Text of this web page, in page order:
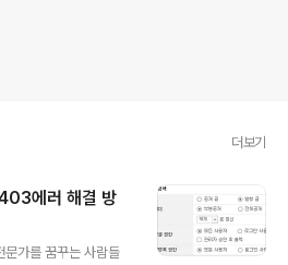
더보기
에러 해결 방
가를 꿈꾸는 사람들